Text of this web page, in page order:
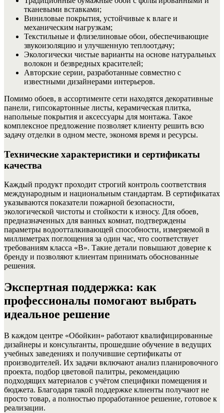
тканевыми вставками;
Виниловые покрытия, устойчивые к влаге и
механическим нагрузкам;
Текстильные и флизелиновые обои, обеспечивающие
звукоизоляцию и улучшенную теплоотдачу;
Экологически чистые варианты на основе натуральных
волокон и безвредных красителей;
Авторские серии, разработанные совместно с
известными дизайнерами интерьеров.
Помимо обоев, в ассортименте сети находятся декоративные
панели, гипсокартонные листы, керамическая плитка,
напольные покрытия и аксессуары для монтажа. Такое
комплексное предложение позволяет клиенту решить всю
задачу отделки в одном месте, экономя время и ресурсы.
Технические характеристики и сертификаты
качества
Каждый продукт проходит строгий контроль соответствия
международным и национальным стандартам. В сертификатах
указываются показатели пожарной безопасности,
экологической чистоты и стойкости к износу. Для обоев,
предназначенных для ванных комнат, подтверждены
параметры водоотталкивающей способности, измеряемой в
миллиметрах поглощения за один час, что соответствует
требованиям класса «В». Такие детали повышают доверие к
бренду и позволяют клиентам принимать обоснованные
решения.
Экспертная поддержка: как
профессионалы помогают выбрать
идеальное решение
В каждом центре «Обойкин» работают квалифицированные
дизайнеры и консультанты, прошедшие обучение в ведущих
учебных заведениях и получившие сертификаты от
производителей. Их задачи включают анализ планировочного
проекта, подбор цветовой палитры, рекомендацию
подходящих материалов с учётом специфики помещения и
бюджета. Благодаря такой поддержке клиенты получают не
просто товар, а полностью проработанное решение, готовое к
реализации.